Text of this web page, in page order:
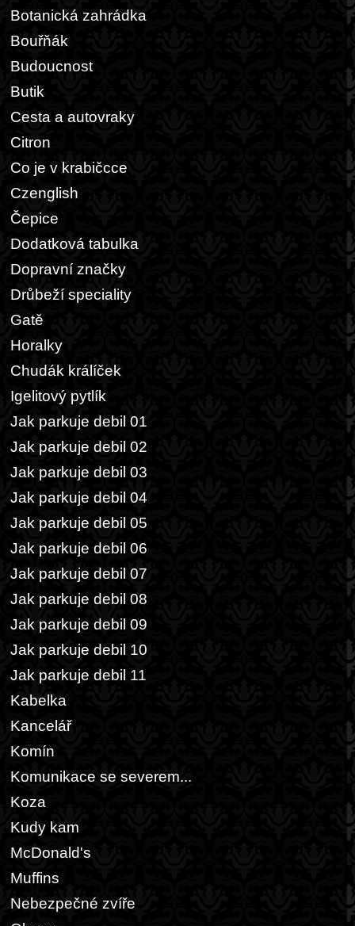
Botanická zahrádka
Bouřňák
Budoucnost
Butik
Cesta a autovraky
Citron
Co je v krabičcce
Czenglish
Čepice
Dodatková tabulka
Dopravní značky
Drůbeží speciality
Gatě
Horalky
Chudák králíček
Igelitový pytlík
Jak parkuje debil 01
Jak parkuje debil 02
Jak parkuje debil 03
Jak parkuje debil 04
Jak parkuje debil 05
Jak parkuje debil 06
Jak parkuje debil 07
Jak parkuje debil 08
Jak parkuje debil 09
Jak parkuje debil 10
Jak parkuje debil 11
Kabelka
Kancelář
Komín
Komunikace se severem...
Koza
Kudy kam
McDonald's
Muffins
Nebezpečné zvíře